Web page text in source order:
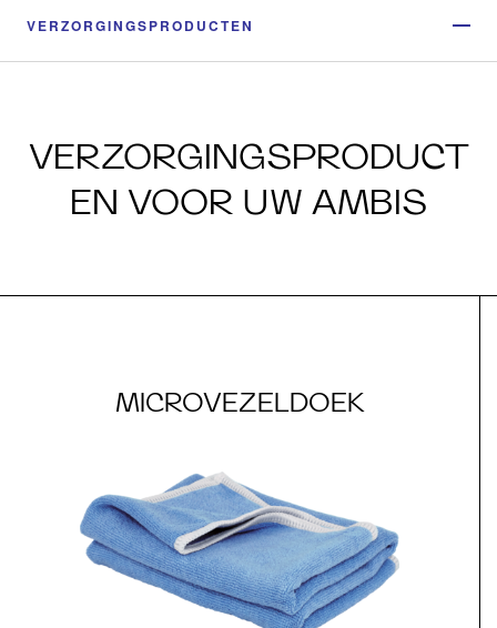
VERZORGINGSPRODUCTEN
VERZORGINGSPRODUCT
EN VOOR UW AMBIS
MICROVEZELDOEK